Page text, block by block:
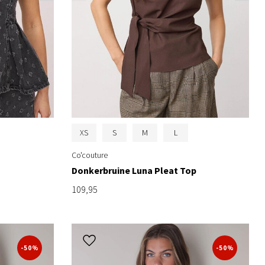
XS S M L
Co'couture
Donkerbruine Luna Pleat Top
109,95
-50% -50%